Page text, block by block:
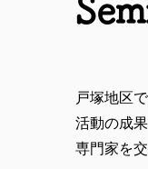
戸塚地区
活動の成
専門家を